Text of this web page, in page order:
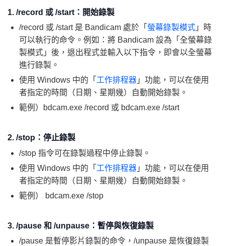
1. /record 或 /start：開始錄製
/record 或 /start 是 Bandicam 處於「 螢幕錄製模式 」時
可以執行的命令。例如：將 Bandicam 設為「全螢幕錄
製模式」後，退出程式並輸入以下指令，即會以全螢幕
進行錄製。
使用 Windows 中的「 工作排程器 」功能，可以在使用
者指定的時間（日期、星期幾）自動開始錄製。
範例）bdcam.exe /record 或 bdcam.exe /start
2. /stop：停止錄製
/stop 指令可在錄製過程中停止錄製。
使用 Windows 中的「 工作排程器 」功能，可以在使用
者指定的時間（日期、星期幾）自動開始錄製。
範例） bdcam.exe /stop
3. /pause 和 /unpause：暫停與恢復錄製
/pause 是暫停影片錄製的命令，/unpause 是恢復錄製